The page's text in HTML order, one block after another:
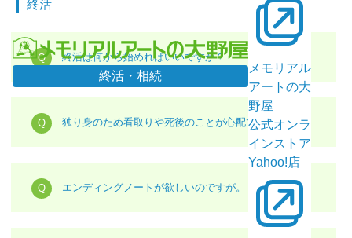
終活・相続
メモリアル
アートの大
野屋
公式オンラ
インストア
Yahoo!店
終活
終活は何から始めればいいですか？
独り身のため看取りや死後のことが心配です。
エンディングノートが欲しいのですが。